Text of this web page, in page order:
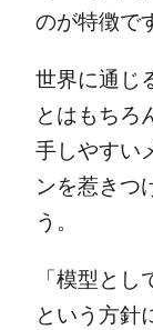
のが特徴で
世界に通じ
とはもちろ
手しやすい
ンを惹きつ
う。
「模型とし
という方針